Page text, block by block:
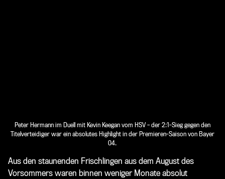
Peter Hermann im Duell mit Kevin Keegan vom HSV – der 2:1-Sieg gegen den
Titelverteidiger war ein absolutes Highlight in der Premieren-Saison von Bayer
04.
Aus den staunenden Frischlingen aus dem August des
Vorsommers waren binnen weniger Monate absolut